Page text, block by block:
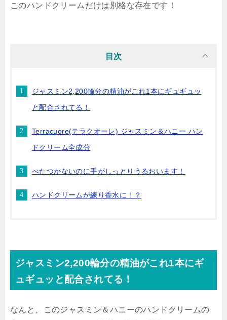
このハンドクリームだけは別格な存在です！
目次
ジャスミン2,200輪分の精油がこれ1本にギュギュッ
と配合されてる！
Terracuore(テラクオーレ) ジャスミン＆ハニー ハン
ドクリーム全成分
べたつかないのに手がしっとりうるおいます！
ハンドクリームが練り香水に！？
ジャスミン2,200輪分の精油がこれ1本にギ
ュギュッと配合されてる！
なんと、このジャスミン＆ハニーのハンドクリームの